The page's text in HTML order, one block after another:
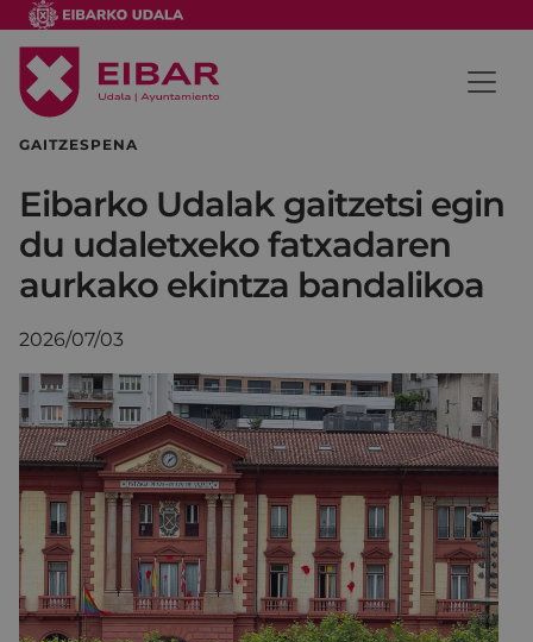
GAITZESPENA
Eibarko Udalak gaitzetsi egin
du udaletxeko fatxadaren
aurkako ekintza bandalikoa
2026/07/03